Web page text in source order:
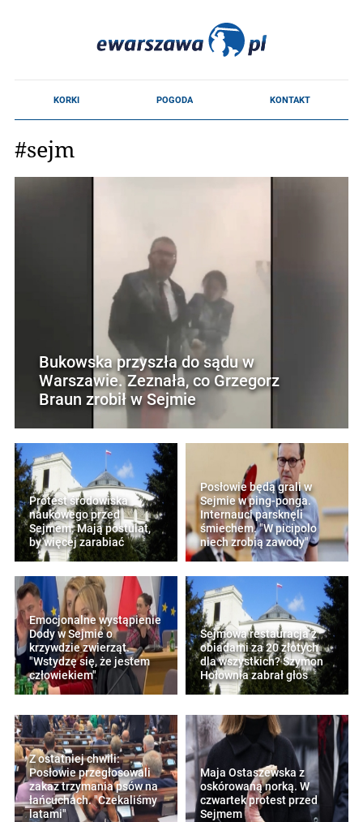
#sejm
Bukowska przyszła do sądu w
Warszawie. Zeznała, co Grzegorz
Braun zrobił w Sejmie
Protest środowiska
naukowego przed
Sejmem. Mają postulat,
by więcej zarabiać
Posłowie będą grali w
Sejmie w ping-ponga.
Internauci parsknęli
śmiechem. "W picipolo
niech zrobią zawody"
Emocjonalne wystąpienie
Dody w Sejmie o
krzywdzie zwierząt.
"Wstydzę się, że jestem
człowiekiem"
Sejmowa restauracja z
obiadami za 20 złotych
dla wszystkich? Szymon
Hołownia zabrał głos
Z ostatniej chwili:
Posłowie przegłosowali
zakaz trzymania psów na
łańcuchach. "Czekaliśmy
latami"
Maja Ostaszewska z
oskórowaną norką. W
czwartek protest przed
Sejmem